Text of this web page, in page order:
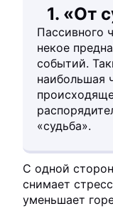
1. «От
Пассивного
некое
событий.
наибольшая
«судьба».
С одной
снимает
уменьшает